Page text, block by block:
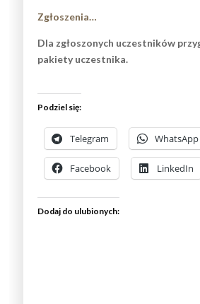
Zgłoszenia…
Dla zgłoszonych uczestników
pakiety uczestnika.
Podziel się:
Telegram WhatsApp
Facebook LinkedIn
Dodaj do ulubionych: